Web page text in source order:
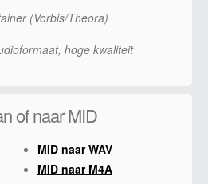
(Vorbis/Theora)
hoge kwaliteit
of naar MID
MID naar WAV
MID naar M4A